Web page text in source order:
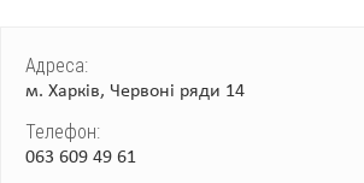
Адреса:
м. Харків, Червоні ряди 14
Телефон:
063 609 49 61